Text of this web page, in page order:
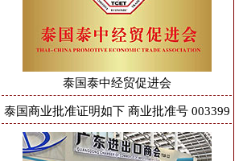
泰国泰中经贸促进会
泰国商业批准证明如下 商业批准号 003399